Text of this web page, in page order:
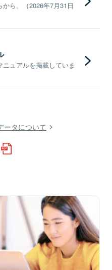
ら。（2026年7月31日
ュアルを掲載していま
ータについて